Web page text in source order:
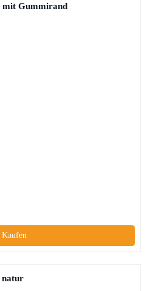
mit Gummirand
Kaufen
natur